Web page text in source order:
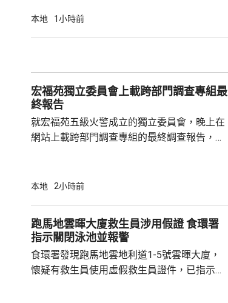
營毒窟及販運危險藥物，另外13男1女，年齡
本地 1小時前
宏福苑獨立委員會上載跨部門調查專組最
終報告
就宏福苑五級火警成立的獨立委員會，晚上在
網站上載跨部門調查專組的最終調查報告，指
高達2米，包括安全網，以及遮蓋窗戶的發泡
能是意外事故，起因很可能是點燃的煙蒂燒著
起火地點的可燃物料。現場並發現兩個煙蒂。
今場火災造成168人喪生，79人...
本地 2小時前
跑馬地雲暉大廈救生員涉用假證 食環署
指示關閉泳池並報警
食環署發現跑馬地雲地利道1-5號雲暉大廈，
懷疑有救生員使用虛假救生員證件，已指示泳